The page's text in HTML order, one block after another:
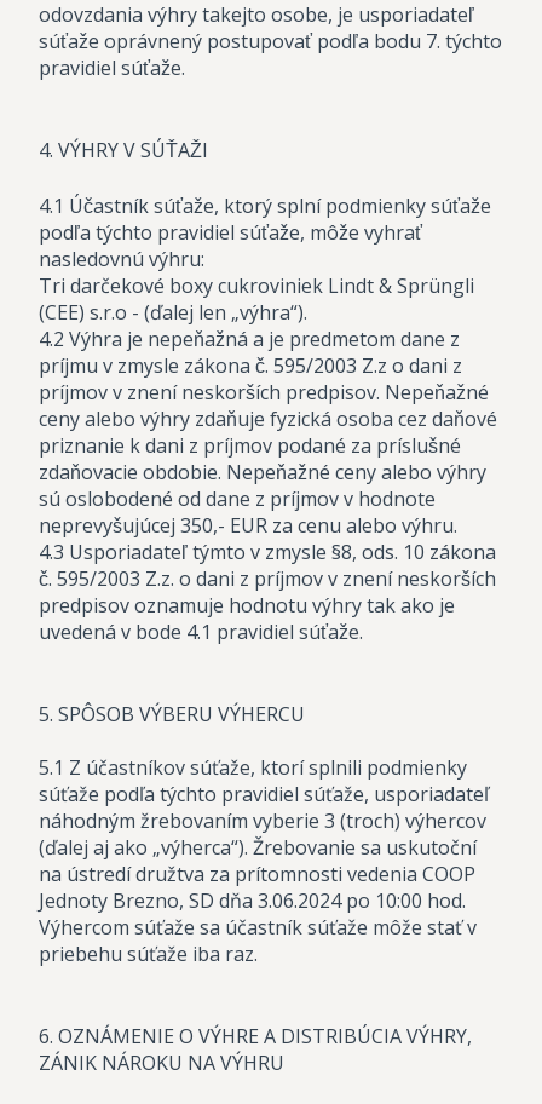
odovzdania výhry takejto osobe, je usporiadateľ
súťaže oprávnený postupovať podľa bodu 7. týchto
pravidiel súťaže.
4. VÝHRY V SÚŤAŽI
4.1 Účastník súťaže, ktorý splní podmienky súťaže
podľa týchto pravidiel súťaže, môže vyhrať
nasledovnú výhru:
Tri darčekové boxy cukroviniek Lindt & Sprüngli
(CEE) s.r.o - (ďalej len „výhra“).
4.2 Výhra je nepeňažná a je predmetom dane z
príjmu v zmysle zákona č. 595/2003 Z.z o dani z
príjmov v znení neskorších predpisov. Nepeňažné
ceny alebo výhry zdaňuje fyzická osoba cez daňové
priznanie k dani z príjmov podané za príslušné
zdaňovacie obdobie. Nepeňažné ceny alebo výhry
sú oslobodené od dane z príjmov v hodnote
neprevyšujúcej 350,- EUR za cenu alebo výhru.
4.3 Usporiadateľ týmto v zmysle §8, ods. 10 zákona
č. 595/2003 Z.z. o dani z príjmov v znení neskorších
predpisov oznamuje hodnotu výhry tak ako je
uvedená v bode 4.1 pravidiel súťaže.
5. SPÔSOB VÝBERU VÝHERCU
5.1 Z účastníkov súťaže, ktorí splnili podmienky
súťaže podľa týchto pravidiel súťaže, usporiadateľ
náhodným žrebovaním vyberie 3 (troch) výhercov
(ďalej aj ako „výherca“). Žrebovanie sa uskutoční
na ústredí družtva za prítomnosti vedenia COOP
Jednoty Brezno, SD dňa 3.06.2024 po 10:00 hod.
Výhercom súťaže sa účastník súťaže môže stať v
priebehu súťaže iba raz.
6. OZNÁMENIE O VÝHRE A DISTRIBÚCIA VÝHRY,
ZÁNIK NÁROKU NA VÝHRU